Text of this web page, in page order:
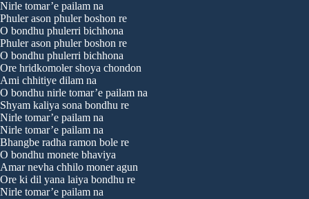
Nirle tomar’e pailam na
Phuler ason phuler boshon re
O bondhu phulerri bichhona
Phuler ason phuler boshon re
O bondhu phulerri bichhona
Ore hridkomoler shoya chondon
Ami chhitiye dilam na
O bondhu nirle tomar’e pailam na
Shyam kaliya sona bondhu re
Nirle tomar’e pailam na
Nirle tomar’e pailam na
Bhangbe radha ramon bole re
O bondhu monete bhaviya
Amar nevha chhilo moner agun
Ore ki dil yana laiya bondhu re
Nirle tomar’e pailam na